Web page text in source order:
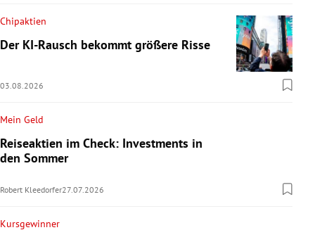
Chipaktien
Der KI-Rausch bekommt größere Risse
03.08.2026
Mein Geld
Reiseaktien im Check: Investments in
den Sommer
Robert Kleedorfer27.07.2026
Kursgewinner